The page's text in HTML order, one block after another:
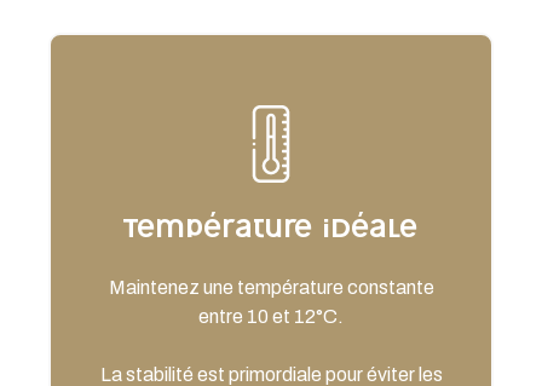
Température idéale
Maintenez une température constante
entre 10 et 12°C.
La stabilité est primordiale pour éviter les